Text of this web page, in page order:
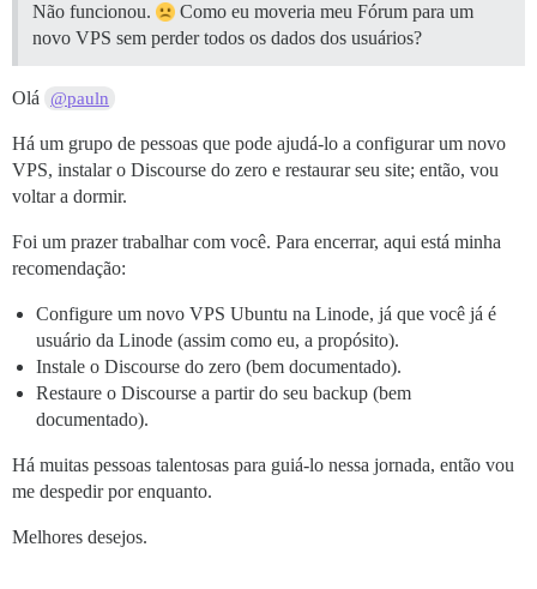
Não funcionou.
Como eu moveria meu Fórum para um
novo VPS sem perder todos os dados dos usuários?
Olá @pauln
Há um grupo de pessoas que pode ajudá-lo a configurar um novo
VPS, instalar o Discourse do zero e restaurar seu site; então, vou
voltar a dormir.
Foi um prazer trabalhar com você. Para encerrar, aqui está minha
recomendação:
Configure um novo VPS Ubuntu na Linode, já que você já é
usuário da Linode (assim como eu, a propósito).
Instale o Discourse do zero (bem documentado).
Restaure o Discourse a partir do seu backup (bem
documentado).
Há muitas pessoas talentosas para guiá-lo nessa jornada, então vou
me despedir por enquanto.
Melhores desejos.